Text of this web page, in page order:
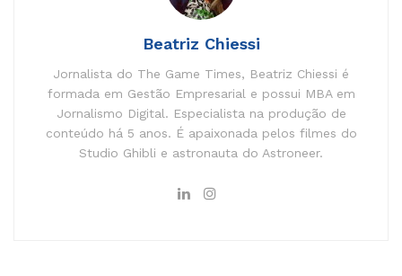
Beatriz Chiessi
Jornalista do The Game Times, Beatriz Chiessi é
formada em Gestão Empresarial e possui MBA em
Jornalismo Digital. Especialista na produção de
conteúdo há 5 anos. É apaixonada pelos filmes do
Studio Ghibli e astronauta do Astroneer.